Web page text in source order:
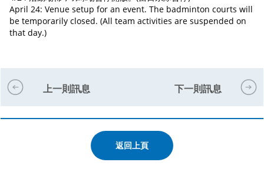
April 24: Venue setup for an event. The badminton courts will
be temporarily closed. (All team activities are suspended on
that day.)
上一則訊息 下一則訊息
返回上頁